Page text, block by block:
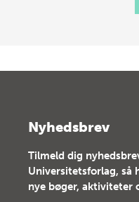
Nyhedsbrev
Tilmeld dig
Universitetsforlag, så
nye bøger, aktiviteter